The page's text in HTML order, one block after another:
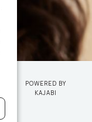
POWERED BY
KAJABI